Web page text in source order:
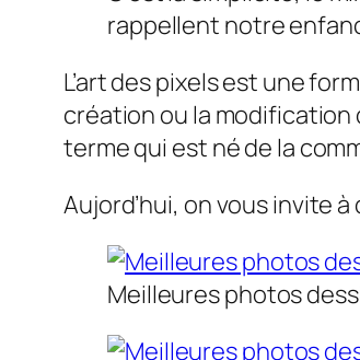
rappellent notre
L’art des pixels est une
création ou la modification
terme qui est né de la
Aujord’hui, on vous invite
Meilleures photos